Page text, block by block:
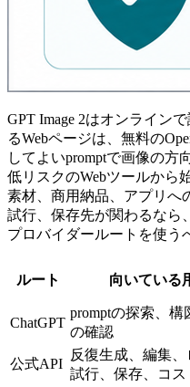
GPT Image 2はオンライン
るWebページは、無料の
してよいpromptで画像の方
低リスクのWebツールから
素材、商用納品、アプリへ
試行、保存先が関わるなら
プロバイダールートを使う
ルート 向いている
ChatGPT
promptの探索、構
の確認
公式API
反復生成、編集
試行、保存、コス